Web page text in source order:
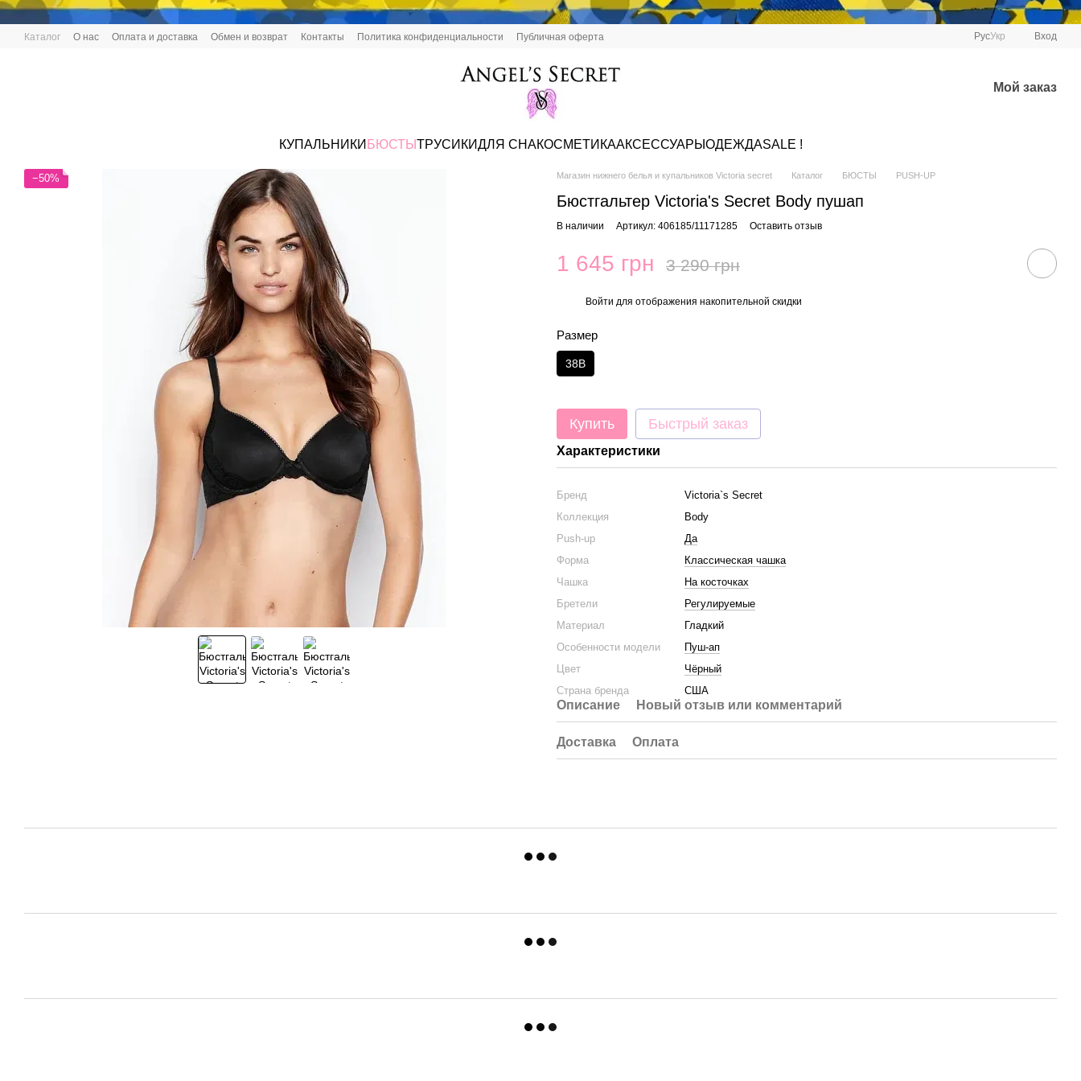
Перейти к основному контенту
Каталог О нас Оплата и доставка Обмен и возврат Контакты Политика конфиденциальности Публичная оферта РусУкр Вход
Мой заказ
КУПАЛЬНИКИ БЮСТЫ ТРУСИКИДЛЯ СНАКОСМЕТИКААКСЕССУАРЫ ОДЕЖДАSALE !
−50% Магазин нижнего белья и купальников Victoria secret Каталог БЮСТЫ PUSH-UP
Бюстгальтер Victoria's Secret Body пушап
В наличии Артикул: 406185/11171285 Оставить отзыв
1 645 грн 3 290 грн
Войти для отображения накопительной скидки
Размер
38B
Купить Быстрый заказ
Характеристики
Бренд
Victoria`s Secret
Коллекция
Body
Push-up
Да
Форма
Классическая чашка
Чашка
На косточках
Бретели
Регулируемые
Материал
Гладкий
Особенности модели
Пуш-ап
Цвет
Чёрный
Страна бренда
США
Описание Новый отзыв или комментарий
Доставка Оплата